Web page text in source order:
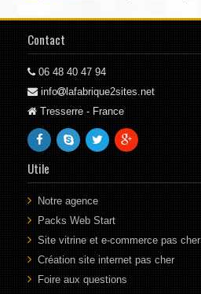
Contact
06 48 40 47 94
info
lafabrique2sites.net
Tresserre - France
Utile
Notre agence
Packs Web Start
Site vitrine et e-commerce pas cher
Création site internet pas cher
Foire aux questions